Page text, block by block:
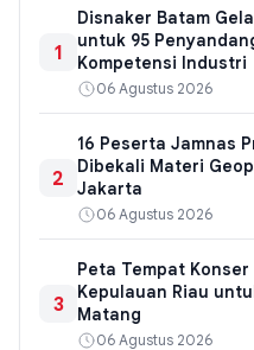
1
Disnaker Batam
untuk 95
Kompetensi Industri
06 Agustus 2026
2
16 Peserta Jamnas
Dibekali Materi
Jakarta
06 Agustus 2026
3
Peta Tempat
Kepulauan Riau
Matang
06 Agustus 2026